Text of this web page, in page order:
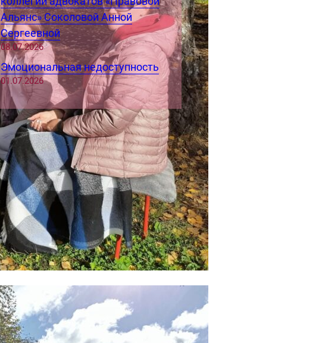
Альянс» Соколовой Анной
Сергеевной
08.07.2026
Эмоциональная недоступность
01.07.2026